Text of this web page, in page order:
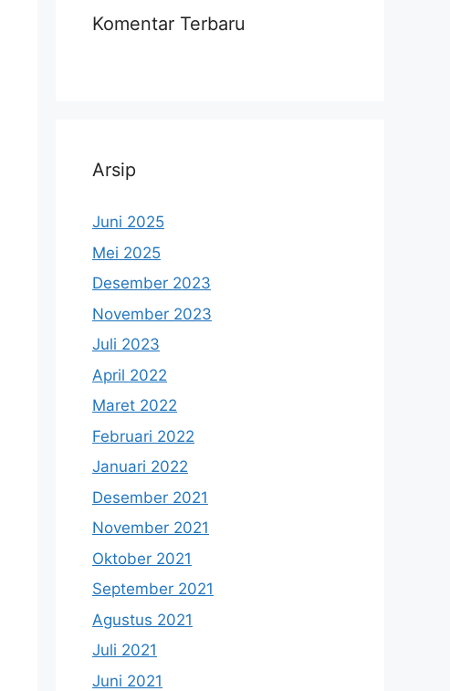
Komentar Terbaru
Arsip
Juni 2025
Mei 2025
Desember 2023
November 2023
Juli 2023
April 2022
Maret 2022
Februari 2022
Januari 2022
Desember 2021
November 2021
Oktober 2021
September 2021
Agustus 2021
Juli 2021
Juni 2021